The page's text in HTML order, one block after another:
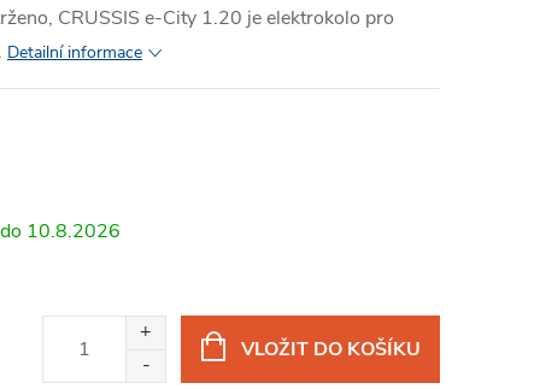
CRUSSIS e-City 1.20 je elektrokolo pro
Detailní informace
10.8.2026
VLOŽIT DO KOŠÍKU